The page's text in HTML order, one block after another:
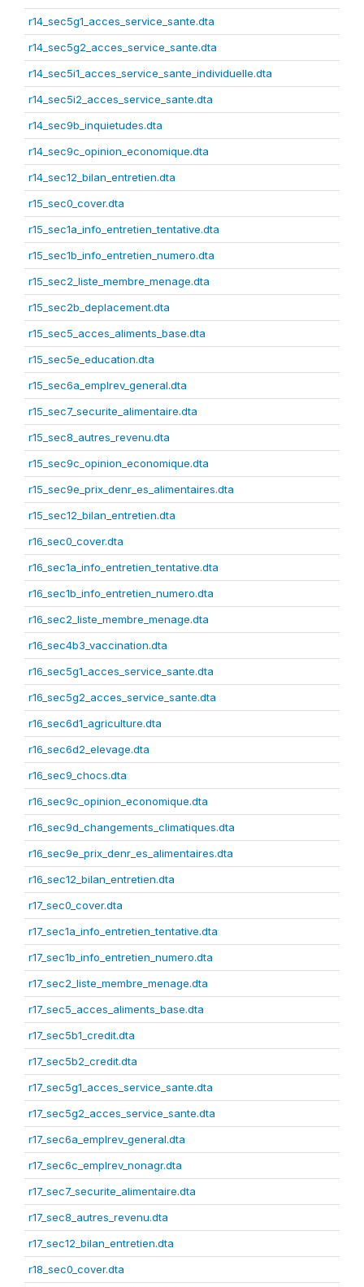
r14_sec5g1_acces_service_sante.dta
r14_sec5g2_acces_service_sante.dta
r14_sec5i1_acces_service_sante_individuelle.dta
r14_sec5i2_acces_service_sante.dta
r14_sec9b_inquietudes.dta
r14_sec9c_opinion_economique.dta
r14_sec12_bilan_entretien.dta
r15_sec0_cover.dta
r15_sec1a_info_entretien_tentative.dta
r15_sec1b_info_entretien_numero.dta
r15_sec2_liste_membre_menage.dta
r15_sec2b_deplacement.dta
r15_sec5_acces_aliments_base.dta
r15_sec5e_education.dta
r15_sec6a_emplrev_general.dta
r15_sec7_securite_alimentaire.dta
r15_sec8_autres_revenu.dta
r15_sec9c_opinion_economique.dta
r15_sec9e_prix_denr_es_alimentaires.dta
r15_sec12_bilan_entretien.dta
r16_sec0_cover.dta
r16_sec1a_info_entretien_tentative.dta
r16_sec1b_info_entretien_numero.dta
r16_sec2_liste_membre_menage.dta
r16_sec4b3_vaccination.dta
r16_sec5g1_acces_service_sante.dta
r16_sec5g2_acces_service_sante.dta
r16_sec6d1_agriculture.dta
r16_sec6d2_elevage.dta
r16_sec9_chocs.dta
r16_sec9c_opinion_economique.dta
r16_sec9d_changements_climatiques.dta
r16_sec9e_prix_denr_es_alimentaires.dta
r16_sec12_bilan_entretien.dta
r17_sec0_cover.dta
r17_sec1a_info_entretien_tentative.dta
r17_sec1b_info_entretien_numero.dta
r17_sec2_liste_membre_menage.dta
r17_sec5_acces_aliments_base.dta
r17_sec5b1_credit.dta
r17_sec5b2_credit.dta
r17_sec5g1_acces_service_sante.dta
r17_sec5g2_acces_service_sante.dta
r17_sec6a_emplrev_general.dta
r17_sec6c_emplrev_nonagr.dta
r17_sec7_securite_alimentaire.dta
r17_sec8_autres_revenu.dta
r17_sec12_bilan_entretien.dta
r18_sec0_cover.dta